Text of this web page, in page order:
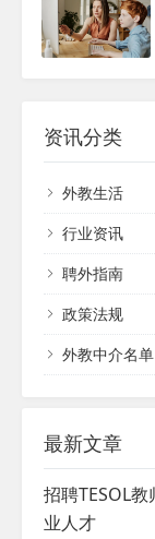
资讯分类
外教生活
行业资讯
聘外指南
政策法规
外教中介名单
最新文章
招聘TESOL
业人才